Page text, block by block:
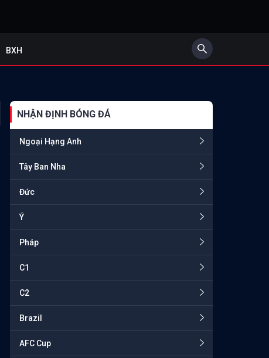
BXH
NHẬN ĐỊNH BÓNG ĐÁ
Ngoại Hạng Anh
Tây Ban Nha
Đức
Ý
Pháp
C1
C2
Brazil
AFC Cup